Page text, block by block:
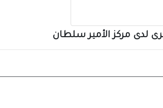
لدى مركز الأمير سلطان